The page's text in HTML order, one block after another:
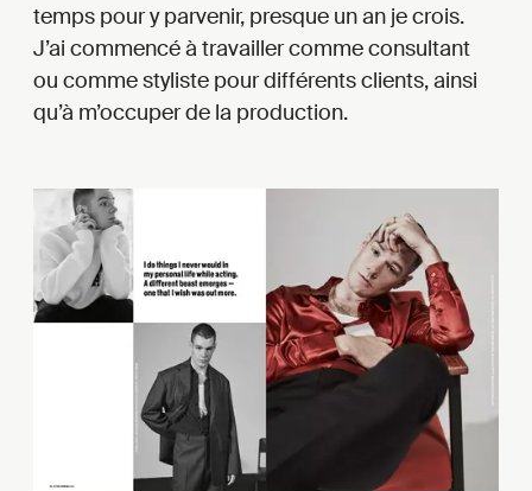
temps pour y parvenir, presque un an je crois.
J’ai commencé à travailler comme consultant
ou comme styliste pour différents clients, ainsi
qu’à m’occuper de la production.